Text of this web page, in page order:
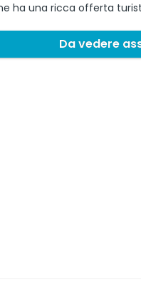
ha una ricca offerta
Da vedere